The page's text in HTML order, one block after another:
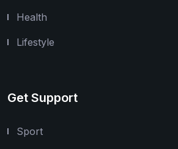
Health
Lifestyle
Get Support
Sport